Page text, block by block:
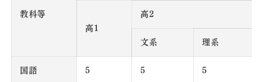
教科等
高1
高2
文系 理系
国語 5 5 5